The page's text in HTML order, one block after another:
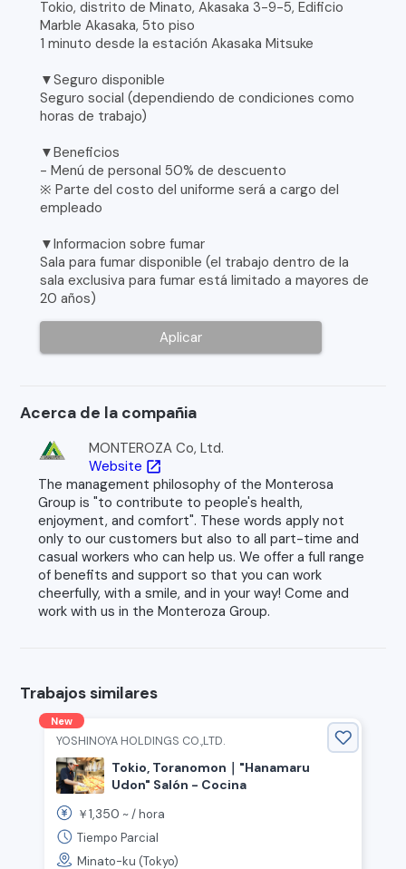
Tokio, distrito de Minato, Akasaka 3-9-5, Edificio
Marble Akasaka, 5to piso
1 minuto desde la estación Akasaka Mitsuke
▼Seguro disponible
Seguro social (dependiendo de condiciones como
horas de trabajo)
▼Beneficios
- Menú de personal 50% de descuento
※ Parte del costo del uniforme será a cargo del
empleado
▼Informacion sobre fumar
Sala para fumar disponible (el trabajo dentro de la
sala exclusiva para fumar está limitado a mayores de
20 años)
Aplicar
Acerca de la compañia
MONTEROZA Co, Ltd.
Website open_in_new
The management philosophy of the Monterosa
Group is "to contribute to people's health,
enjoyment, and comfort". These words apply not
only to our customers but also to all part-time and
casual workers who can help us. We offer a full range
of benefits and support so that you can work
cheerfully, with a smile, and in your way! Come and
work with us in the Monteroza Group.
Trabajos similares
New
YOSHINOYA HOLDINGS CO.,LTD.
Tokio, Toranomon｜"Hanamaru
Udon" Salón - Cocina
￥1,350 ~ /hora
Tiempo Parcial
Minato-ku (Tokyo)